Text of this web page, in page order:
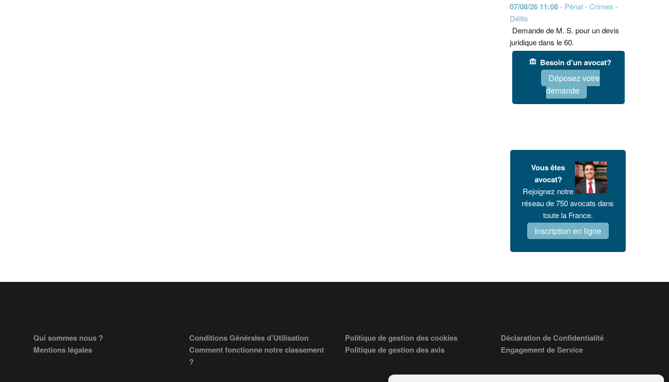
07/08/26 11:08- Pénal - Crimes -
Délits
Demande de M. S. pour un devis
juridique dans le 60.
Besoin d'un avocat?
Déposez votre
demande
Vous êtes
avocat?
Rejoignez notre
réseau de 750 avocats dans
toute la France.
Inscription en ligne
FooterQui sommes nous ?
Mentions légales
Conditions Générales d’Utilisation
Comment fonctionne notre classement
?
Politique de gestion des cookies
Politique de gestion des avis
Déclaration de Confidentialité
Engagement de Service